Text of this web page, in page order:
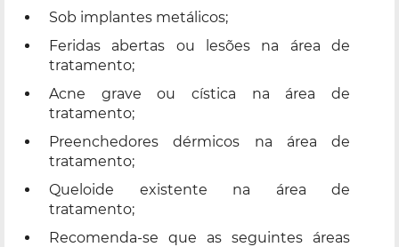
Sob implantes metálicos;
Feridas abertas ou lesões na área de
tratamento;
Acne grave ou cística na área de
tratamento;
Preenchedores dérmicos na área de
tratamento;
Queloide existente na área de
tratamento;
Recomenda-se que as seguintes áreas